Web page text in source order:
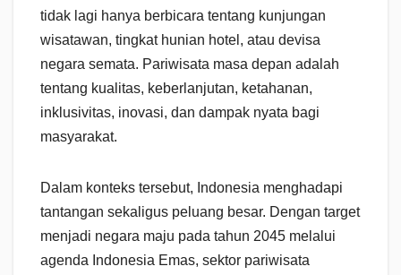
tidak lagi hanya berbicara tentang kunjungan
wisatawan, tingkat hunian hotel, atau devisa
negara semata. Pariwisata masa depan adalah
tentang kualitas, keberlanjutan, ketahanan,
inklusivitas, inovasi, dan dampak nyata bagi
masyarakat.
Dalam konteks tersebut, Indonesia menghadapi
tantangan sekaligus peluang besar. Dengan target
menjadi negara maju pada tahun 2045 melalui
agenda Indonesia Emas, sektor pariwisata